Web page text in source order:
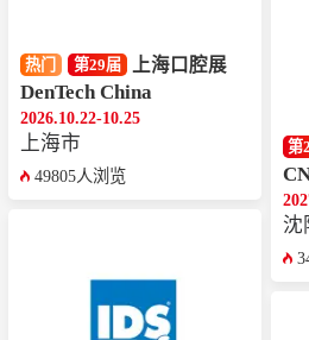
热门 第29届 上海口腔展
DenTech China
2026.10.22-10.25
上海市
49805人浏览
第
沈